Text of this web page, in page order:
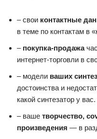
– свои контактные
в теме по контактам в
– покупка-продажа
интернет-торговли в
– модели ваших
достоинства и
какой синтезатор у вас.
– ваше творчество,
произведения — в